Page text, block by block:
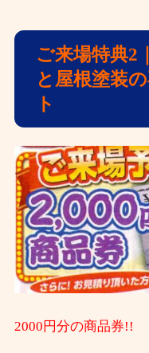
ご来場特典2
と屋根塗装
ト
2000円分の商品券!!